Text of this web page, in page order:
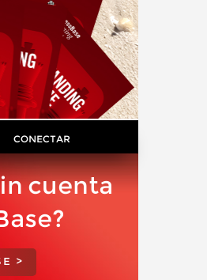
CONECTAR
cuenta
>